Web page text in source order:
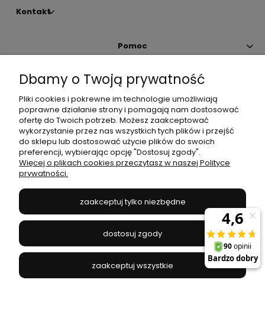
Kontakt
Pomoc
Moje konto
Płatności i dostawa
Informacje
JANEX
669-050-03-43
504 545 749//E-mail:sklep@janexmarket.pl
Dbamy o Twoją prywatność
Pliki cookies i pokrewne im technologie umożliwiają
poprawne działanie strony i pomagają nam dostosować
ofertę do Twoich potrzeb. Możesz zaakceptować
wykorzystanie przez nas wszystkich tych plików i przejść
do sklepu lub dostosować użycie plików do swoich
preferencji, wybierając opcję "Dostosuj zgody".
Więcej o plikach cookies przeczytasz w naszej Polityce
prywatności.
zaakceptuj tylko niezbędne
dostosuj zgody
zaakceptuj wszystkie